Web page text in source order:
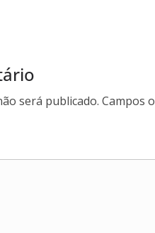
será publicado. Campos